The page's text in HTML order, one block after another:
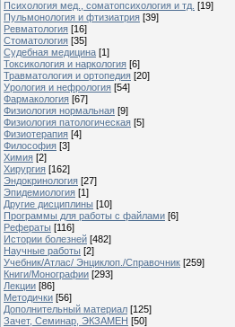
Психология мед., соматопсихология и тд. [19]
Пульмонология и фтизиатрия [39]
Ревматология [16]
Стоматология [35]
Судебная медицина [1]
Токсикология и наркология [6]
Травматология и ортопедия [20]
Урология и нефрология [54]
Фармакология [67]
Физиология нормальная [9]
Физиология патологическая [5]
Физиотерапия [4]
Философия [3]
Химия [2]
Хирургия [162]
Эндокринология [27]
Эпидемиология [1]
Другие дисциплины [10]
Программы для работы с файлами [6]
Рефераты [116]
Истории болезней [482]
Научные работы [2]
Учебник/Атлас/ Энциклоп./Справочник [259]
Книги/Монографии [293]
Лекции [86]
Методички [56]
Дополнительный материал [125]
Зачет, Семинар, ЭКЗАМЕН [50]